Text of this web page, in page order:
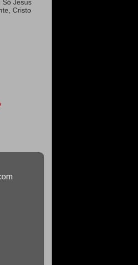
Só Jesus
Cristo